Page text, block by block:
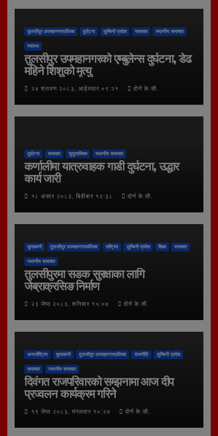
तुलसीपुर उपमहानगरपालिका दुर्घटना लुम्बिनी प्रदेश समाचार स्थानीय समाचार
स्वास्थ
तुलसीपुर उपमहानगरको एम्बुलेन्स दुर्घटना, डेढ
महिने शिशुको मृत्यु
२४ श्रावण २०८३, आईतवार ०९:२१ दोर्ण के.सी.
दुर्घटना समाचार सुदूरपश्चिम स्थानीय समाचार
कर्णालीमा यात्रुवाहक गाडी दुर्घटना, उद्धार
कार्य जारी
१८ असार २०८३, बिहीबार १२:३८ दोर्ण के.सी.
कुराकानी तुलसीपुर उपमहानगरपालिका राष्ट्रिय लुम्बिनी प्रदेश शिक्षा समाचार
स्थानीय समाचार
तुलसीपुरमा सडक सुरक्षाका लागि
जेब्राक्रसिङ निर्माण
२३ जेष्ठ २०८३, शनिबार १५:०७ दोर्ण के.सी.
अन्तर्राष्ट्रिय कुराकानी तुलसीपुर उपमहानगरपालिका राजनीति लुम्बिनी प्रदेश
समाचार स्थानीय समाचार
दिवंगत राजपरिवारको सम्झनामा आज दीप
प्रज्वलन कार्यक्रम गरिने
१९ जेष्ठ २०८३, मंगलवार १०:२७ दोर्ण के.सी.